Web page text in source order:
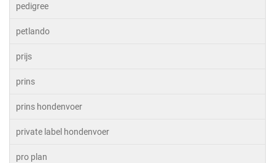
pedigree
petlando
prijs
prins
prins hondenvoer
private label hondenvoer
pro plan